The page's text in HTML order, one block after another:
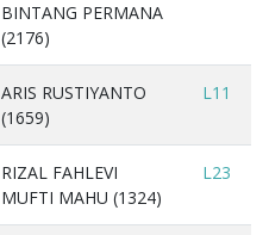
BINTANG PERMANA
(2176)
ARIS RUSTIYANTO
(1659)
L11
RIZAL FAHLEVI
MUFTI MAHU (1324)
L23